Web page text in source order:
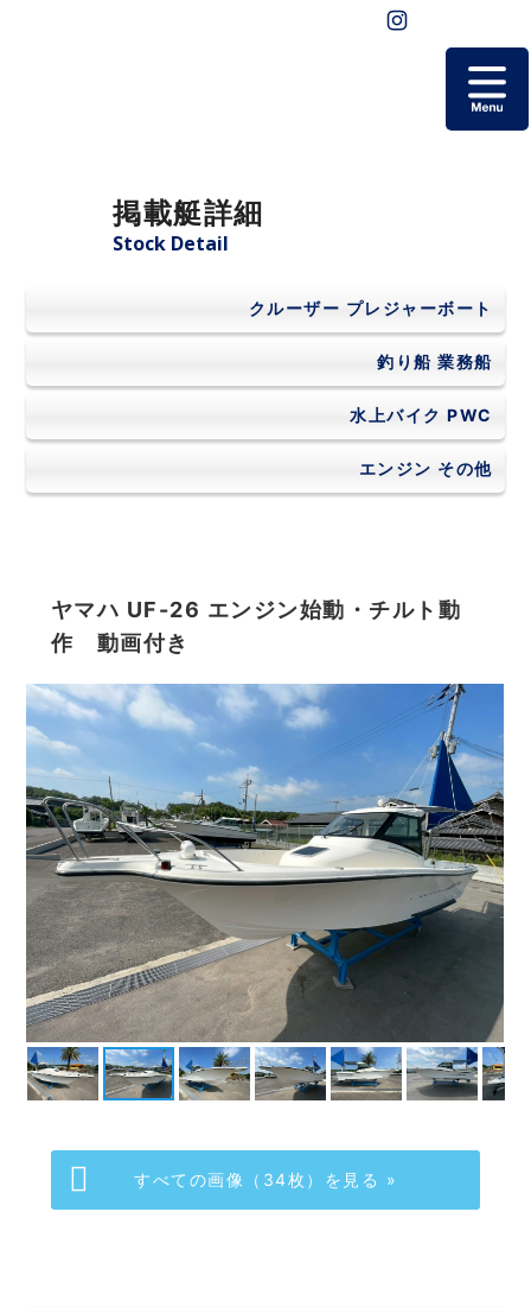
会社概要
よくあるご質問
お問い合わせ
個人情報保護方針
掲載艇詳細
Stock Detail
クルーザー プレジャーボート
釣り船 業務船
水上バイク PWC
エンジン その他
ヤマハ UF-26 エンジン始動・チルト動
作 動画付き
すべての画像（34枚）を見る »